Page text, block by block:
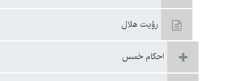
رؤيت هلال
احكام خمس